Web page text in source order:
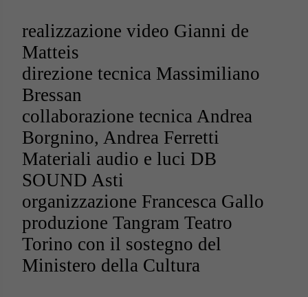
realizzazione video Gianni de
Matteis
direzione tecnica Massimiliano
Bressan
collaborazione tecnica Andrea
Borgnino, Andrea Ferretti
Materiali audio e luci DB
SOUND Asti
organizzazione Francesca Gallo
produzione Tangram Teatro
Torino con il sostegno del
Ministero della Cultura